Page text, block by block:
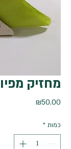
מחזיק
₪50.00
כמות *